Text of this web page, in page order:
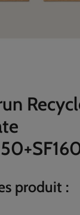
produit :